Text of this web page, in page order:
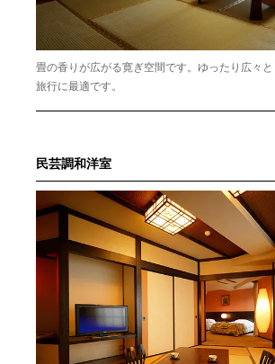
畳の香りが広がる寛ぎ空間です。ゆったり広々
旅行に最適です。
民芸調和洋室